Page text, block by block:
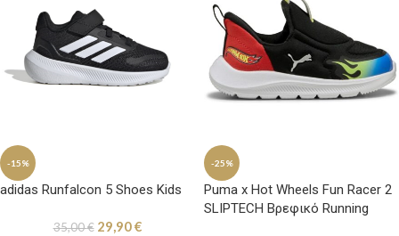
-15%
adidas Runfalcon 5 Shoes Kids
35,00€ 29,90€
-25%
Puma x Hot Wheels Fun Racer 2
SLIPTECH Βρεφικό Running